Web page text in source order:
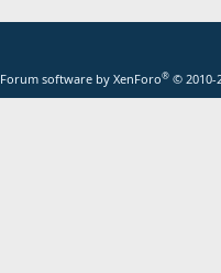
Forum software by XenForo® © 2010-